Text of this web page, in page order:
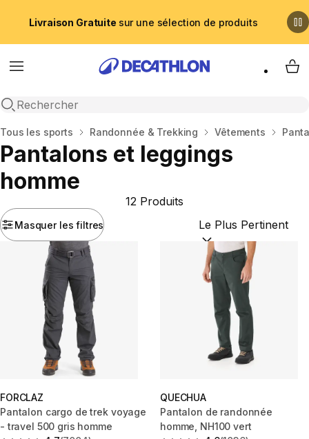
Livraison Gratuite sur une sélection de produits
Menu
Recherche ouverte
My
Accueil
Tous les sports Randonnée & Trekking Vêtements
Pantalons et leggings
homme
Masquer les filtres
12 Produits
Trier par :(optional)
FORCLAZ
Pantalon cargo de trek voyage
- travel 500 gris homme
QUECHUA
Pantalon de randonnée
homme, NH100 vert